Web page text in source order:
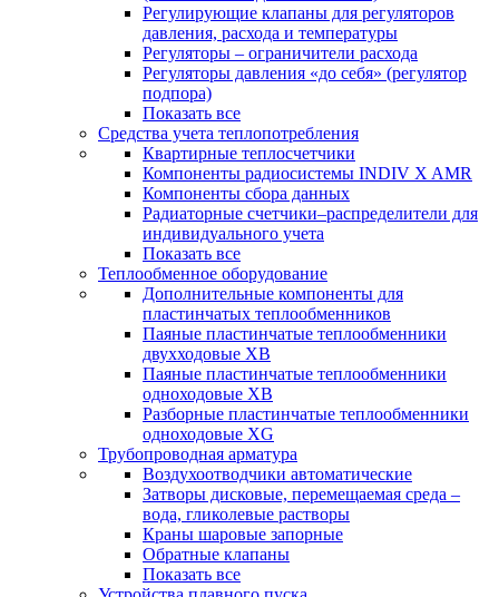
Регулирующие клапаны для регуляторов
давления, расхода и температуры
Регуляторы – ограничители расхода
Регуляторы давления «до себя» (регулятор
подпора)
Показать все
Средства учета теплопотребления
Квартирные теплосчетчики
Компоненты радиосистемы INDIV X AMR
Компоненты сбора данных
Радиаторные счетчики–распределители для
индивидуального учета
Показать все
Теплообменное оборудование
Дополнительные компоненты для
пластинчатых теплообменников
Паяные пластинчатые теплообменники
двухходовые XB
Паяные пластинчатые теплообменники
одноходовые ХВ
Разборные пластинчатые теплообменники
одноходовые ХG
Трубопроводная арматура
Воздухоотводчики автоматические
Затворы дисковые, перемещаемая среда –
вода, гликолевые растворы
Краны шаровые запорные
Обратные клапаны
Показать все